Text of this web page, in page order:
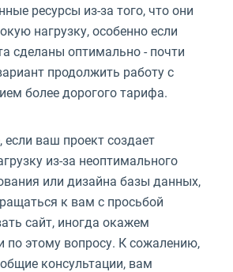
ресурсы из-за того, что они
нагрузку, особенно если
сделаны оптимально - почти
продолжить работу с
более дорогого тарифа.
если ваш проект создает
из-за неоптимального
или дизайна базы данных,
к вам с просьбой
сайт, иногда окажем
по этому вопросу. К сожалению,
консультации, вам